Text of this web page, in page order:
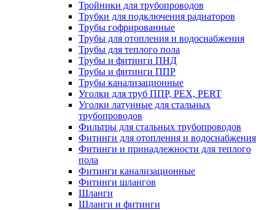
Тройники для трубопроводов
Трубки для подключения радиаторов
Трубы гофрированные
Трубы для отопления и водоснабжения
Трубы для теплого пола
Трубы и фитинги ПНД
Трубы и фитинги ППР
Трубы канализационные
Уголки для труб ППР, PEX, PERT
Уголки латунные для стальных
трубопроводов
Фильтры для стальных трубопроводов
Фитинги для отопления и водоснабжения
Фитинги и принадлежности для теплого
пола
Фитинги канализационные
Фитинги шлангов
Шланги
Шланги и фитинги